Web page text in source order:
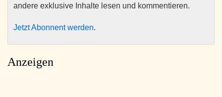
andere exklusive Inhalte lesen und kommentieren.
Jetzt Abonnent werden.
Anzeigen